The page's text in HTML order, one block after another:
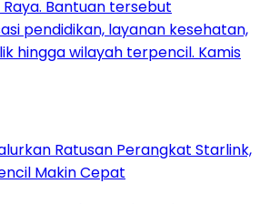
Ratusan Perangkat Starlink,
Makin Cepat